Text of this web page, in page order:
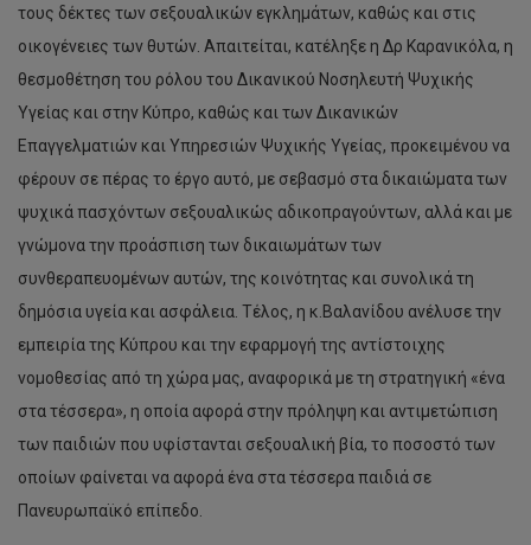
τους δέκτες των σεξουαλικών εγκλημάτων, καθώς και στις
οικογένειες των θυτών. Απαιτείται, κατέληξε η Δρ Καρανικόλα, η
θεσμοθέτηση του ρόλου του Δικανικού Νοσηλευτή Ψυχικής
Υγείας και στην Κύπρο, καθώς και των Δικανικών
Επαγγελματιών και Υπηρεσιών Ψυχικής Υγείας, προκειμένου να
φέρουν σε πέρας το έργο αυτό, με σεβασμό στα δικαιώματα των
ψυχικά πασχόντων σεξουαλικώς αδικοπραγούντων, αλλά και με
γνώμονα την προάσπιση των δικαιωμάτων των
συνθεραπευομένων αυτών, της κοινότητας και συνολικά τη
δημόσια υγεία και ασφάλεια. Τέλος, η κ.Βαλανίδου ανέλυσε την
εμπειρία της Κύπρου και την εφαρμογή της αντίστοιχης
νομοθεσίας από τη χώρα μας, αναφορικά με τη στρατηγική «ένα
στα τέσσερα», η οποία αφορά στην πρόληψη και αντιμετώπιση
των παιδιών που υφίστανται σεξουαλική βία, το ποσοστό των
οποίων φαίνεται να αφορά ένα στα τέσσερα παιδιά σε
Πανευρωπαϊκό επίπεδο.